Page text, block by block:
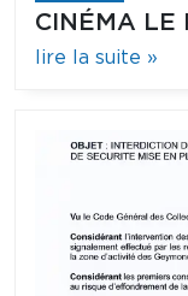
CINÉMA LE
lire la suite »